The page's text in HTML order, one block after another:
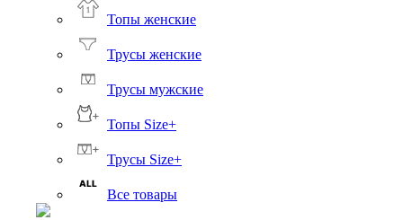
Топы женские
Трусы женские
Трусы мужские
Топы Size+
Трусы Size+
Все товары